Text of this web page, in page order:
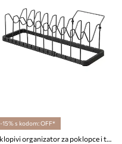
-15% s kodom: OFF*
Sklopivi organizator za poklopce i tave Yamazaki Tower 45-82 x 20 x 17,5 cm